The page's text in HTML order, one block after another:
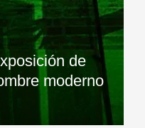
de
moderno